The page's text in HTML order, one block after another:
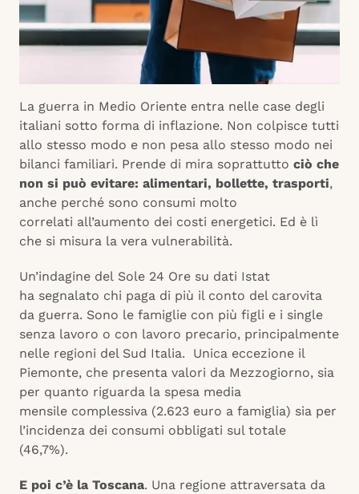
La guerra in Medio Oriente entra nelle case degli
italiani sotto forma di inflazione. Non colpisce tutti
allo stesso modo e non pesa allo stesso modo nei
bilanci familiari. Prende di mira soprattutto ciò che
non si può evitare: alimentari, bollette, trasporti,
anche perché sono consumi molto
correlati all’aumento dei costi energetici. Ed è lì
che si misura la vera vulnerabilità.
Un’indagine del Sole 24 Ore su dati Istat
ha segnalato chi paga di più il conto del carovita
da guerra. Sono le famiglie con più figli e i single
senza lavoro o con lavoro precario, principalmente
nelle regioni del Sud Italia. Unica eccezione il
Piemonte, che presenta valori da Mezzogiorno, sia
per quanto riguarda la spesa media
mensile complessiva (2.623 euro a famiglia) sia per
l’incidenza dei consumi obbligati sul totale
(46,7%).
E poi c’è la Toscana. Una regione attraversata da